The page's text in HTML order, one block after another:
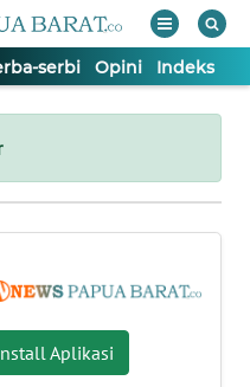
serbi Opini Indeks
Aplikasi